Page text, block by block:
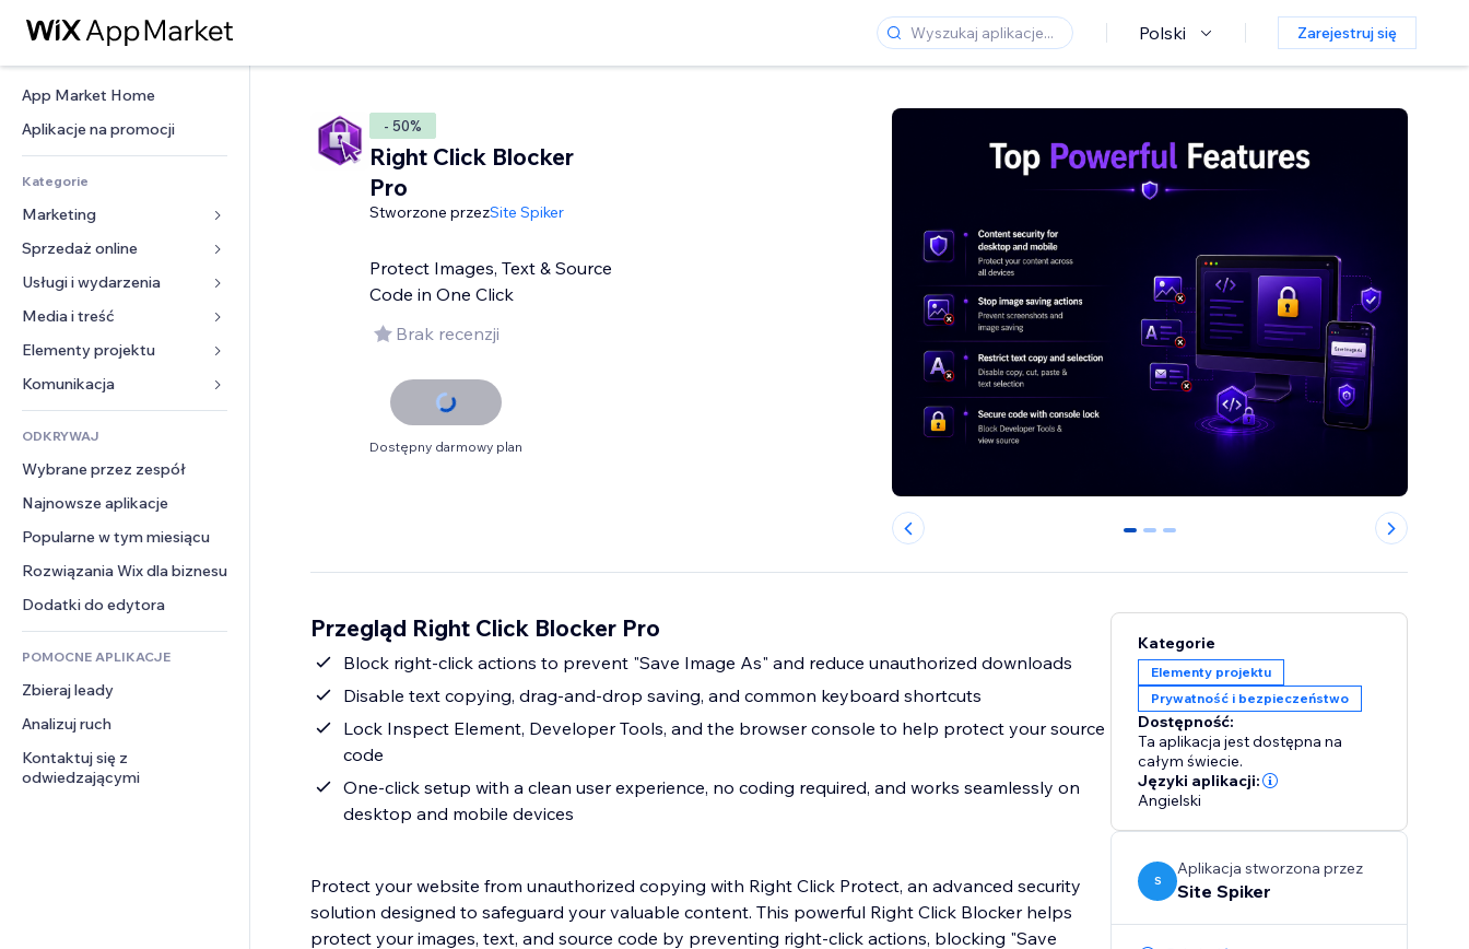
Polski Zarejestruj się
App Market Home
Aplikacje na promocji
Kategorie
Marketing
Reklamy
Smartfon
Analityka
Listy witryn
E-mail
Sprzedaż online
Aplikacje do sklepów
Wysyłka i dostawa
Przyciski sprzedaży
Rachunkowość
Kupony i lojalność
Rozwiązania dla
magazynowania
Dropshipping
Ceny i subskrypcja
Crowdfunding
Żywność i napoje
Usługi i wydarzenia
Hotele
Wydarzenia
Restauracje
Nieruchomości
Rezerwacje
Media i treść
Galeria
Muzyka
Podkasty
Fotografia
Film
PDF
Udostępnianie plików
Wiadomości
Elementy projektu
Mapy i nawigacja
Prywatność i bezpieczeństwo
Zegar
Szablony stron
Efekty obrazu
Przyciski i menu
Banery i odznaki
Kalkulatory
Szukaj
Pogoda
Wykresy i tabele
Formularze
Ankiety
Czat
Komentarze
Telefon
Społeczność
Opinie i polecenia
CRM
ODKRYWAJ
Wybrane przez zespół
Najnowsze aplikacje
Popularne w tym miesiącu
Rozwiązania Wix dla biznesu
Dodatki do edytora
POMOCNE APLIKACJE
Zbieraj leady
Analizuj ruch
Kontaktuj się z
odwiedzającymi
- 50%
Right Click Blocker
Pro
Stworzone przezSite Spiker
Protect Images, Text & Source
Code in One Click
Brak recenzji
Dostępny darmowy plan
0 1 2
Przegląd Right Click Blocker Pro
Block right-click actions to prevent "Save Image As" and reduce unauthorized downloads
Disable text copying, drag-and-drop saving, and common keyboard shortcuts
Lock Inspect Element, Developer Tools, and the browser console to help protect your source
code
One-click setup with a clean user experience, no coding required, and works seamlessly on
desktop and mobile devices
Protect your website from unauthorized copying with Right Click Protect, an advanced security
solution designed to safeguard your valuable content. This powerful Right Click Blocker helps
protect your images, text, and source code by preventing right-click actions, blocking "Save
Kategorie
Elementy projektu
Prywatność i bezpieczeństwo
Dostępność:
Ta aplikacja jest dostępna na
całym świecie.
Języki aplikacji:
Angielski
S
Aplikacja stworzona przez
Site Spiker